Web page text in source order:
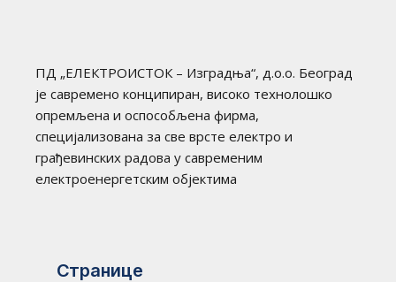
ПД „ЕЛЕКТРОИСТОК – Изградња“, д.о.о. Београд
је савремено конципиран, високо технолошко
опремљена и оспособљена фирма,
специјализована за све врсте електро и
грађевинских радова у савременим
електроенергетским објектима
Странице